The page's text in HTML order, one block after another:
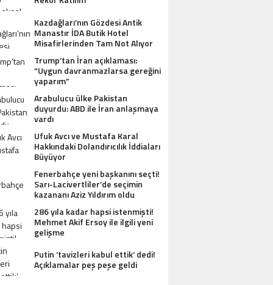
Kazdağları’nın Gözdesi Antik
Manastır İDA Butik Hotel
Misafirlerinden Tam Not Alıyor
Trump’tan İran açıklaması:
“Uygun davranmazlarsa gereğini
yaparım”
Arabulucu ülke Pakistan
duyurdu: ABD ile İran anlaşmaya
vardı
Ufuk Avcı ve Mustafa Karal
Hakkındaki Dolandırıcılık İddiaları
Büyüyor
Fenerbahçe yeni başkanını seçti!
Sarı-Lacivertliler’de seçimin
kazananı Aziz Yıldırım oldu
286 yıla kadar hapsi istenmişti!
Mehmet Akif Ersoy ile ilgili yeni
gelişme
Putin ‘tavizleri kabul ettik’ dedi!
Açıklamalar peş peşe geldi